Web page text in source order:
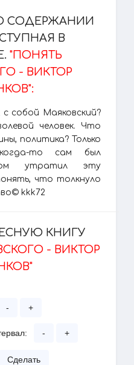
СОДЕРЖАНИИ
В
"ПОНЯТЬ
- ВИКТОР
собой Маяковский?
человек. Что
политика? Только
то сам был
утратил эту
что толкнуло
kkk72
КНИГУ
- ВИКТОР
- +
- +
Сделать